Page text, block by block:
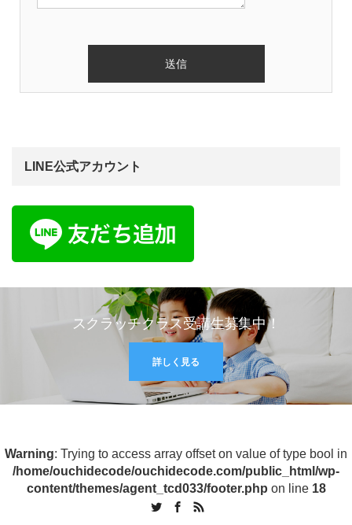
LINE公式アカウント
スクラッチクラス受講生募集中！
詳しく見る
Warning: Trying to access array offset on value of type bool in
/home/ouchidecode/ouchidecode.com/public_html/wp-
content/themes/agent_tcd033/footer.php on line 18
TwitterFacebook